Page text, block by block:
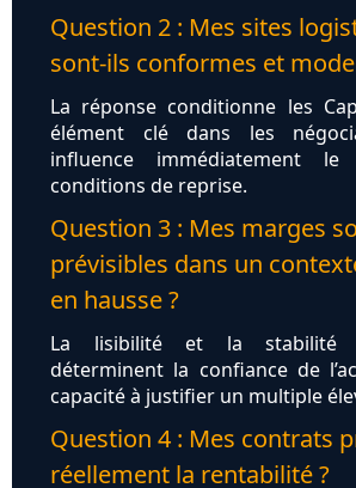
Question 2 : Mes sites
sont‑ils conformes et
La réponse conditionne les
élément clé dans les
influence immédiatement
conditions de reprise.
Question 3 : Mes marges
prévisibles dans un
en hausse ?
La lisibilité et la stabilité
déterminent la confiance de
capacité à justifier un multiple
Question 4 : Mes contrats
réellement la rentabilité ?